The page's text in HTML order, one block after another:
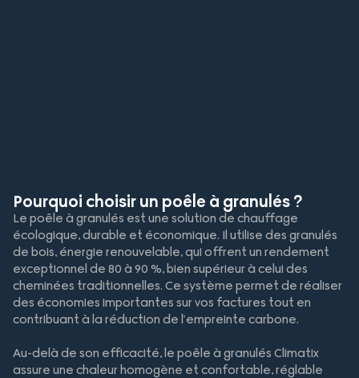
Pourquoi choisir un poêle à granulés ?
Le poêle à granulés est une solution de chauffage
écologique, durable et économique. Il utilise des granulés
de bois, énergie renouvelable, qui offrent un rendement
exceptionnel de 80 à 90 %, bien supérieur à celui des
cheminées traditionnelles. Ce système permet de réaliser
des économies importantes sur vos factures tout en
contribuant à la réduction de l’empreinte carbone.
Au-delà de son efficacité, le poêle à granulés Climatix
assure une chaleur homogène et confortable, réglable